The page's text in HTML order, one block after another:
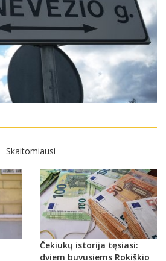
Skaitomiausi
Čekiukų istorija tęsiasi:
dviem buvusiems Rokiškio